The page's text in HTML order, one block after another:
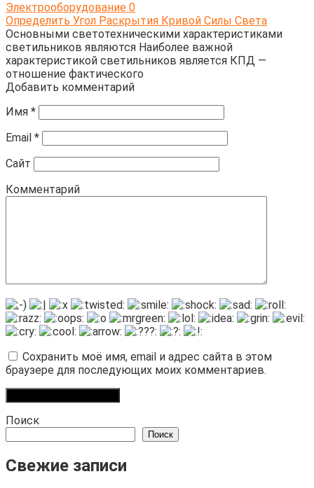
Электрооборудование 0
Определить Угол Раскрытия Кривой Силы Света
Основными светотехническими характеристиками
светильников являются Наиболее важной
характеристикой светильников является КПД —
отношение фактического
Добавить комментарий
Имя *
Email *
Сайт
Комментарий
Сохранить моё имя, email и адрес сайта в этом
браузере для последующих моих комментариев.
Поиск
Поиск
Свежие записи